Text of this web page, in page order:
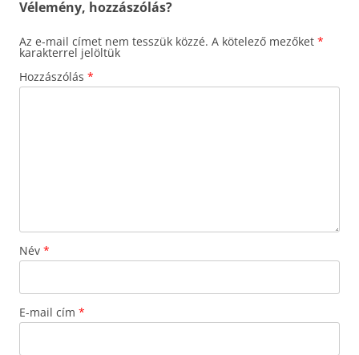
Vélemény, hozzászólás?
Az e-mail címet nem tesszük közzé. A kötelező mezőket *
karakterrel jelöltük
Hozzászólás *
Név *
E-mail cím *